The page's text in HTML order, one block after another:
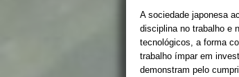
A sociedade japonesa
disciplina no trabalho e
tecnológicos, a forma
trabalho ímpar em
demonstram pelo